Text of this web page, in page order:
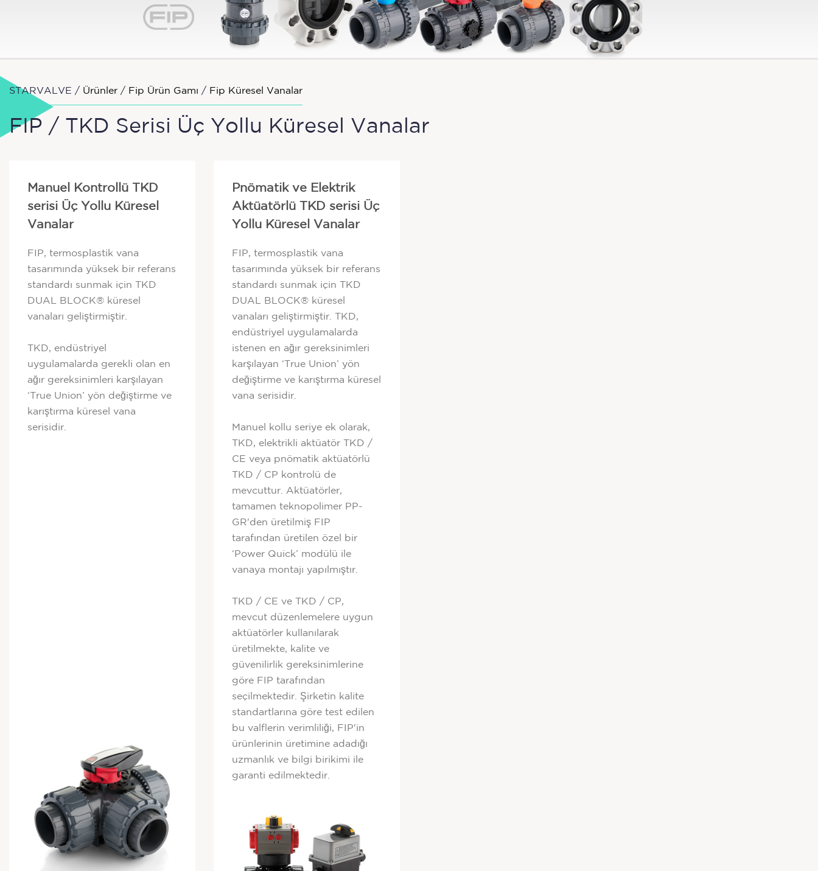
STARVALVE / Ürünler / Fip Ürün Gamı / Fip Küresel Vanalar
FIP / TKD Serisi Üç Yollu Küresel Vanalar
Manuel Kontrollü TKD
serisi Üç Yollu Küresel
Vanalar
FIP, termosplastik vana
tasarımında yüksek bir referans
standardı sunmak için TKD
DUAL BLOCK® küresel
vanaları geliştirmiştir.
TKD, endüstriyel
uygulamalarda gerekli olan en
ağır gereksinimleri karşılayan
‘True Union’ yön değiştirme ve
karıştırma küresel vana
serisidir.
Pnömatik ve Elektrik
Aktüatörlü TKD serisi Üç
Yollu Küresel Vanalar
FIP, termosplastik vana
tasarımında yüksek bir referans
standardı sunmak için TKD
DUAL BLOCK® küresel
vanaları geliştirmiştir. TKD,
endüstriyel uygulamalarda
istenen en ağır gereksinimleri
karşılayan ‘True Union’ yön
değiştirme ve karıştırma küresel
vana serisidir.
Manuel kollu seriye ek olarak,
TKD, elektrikli aktüatör TKD /
CE veya pnömatik aktüatörlü
TKD / CP kontrolü de
mevcuttur. Aktüatörler,
tamamen teknopolimer PP-
GR'den üretilmiş FIP
tarafından üretilen özel bir
‘Power Quick’ modülü ile
vanaya montajı yapılmıştır.
TKD / CE ve TKD / CP,
mevcut düzenlemelere uygun
aktüatörler kullanılarak
üretilmekte, kalite ve
güvenilirlik gereksinimlerine
göre FIP tarafından
seçilmektedir. Şirketin kalite
standartlarına göre test edilen
bu valflerin verimliliği, FIP'in
ürünlerinin üretimine adadığı
uzmanlık ve bilgi birikimi ile
garanti edilmektedir.